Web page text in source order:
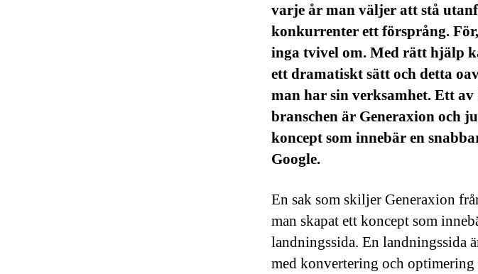
varje år man väljer att stå
konkurrenter ett försprång.
inga tvivel om. Med rätt hjälp
ett dramatiskt sätt och detta
man har sin verksamhet. Ett
branschen är Generaxion och
koncept som innebär en
Google.
En sak som skiljer Generaxion
man skapat ett koncept som
landningssida. En landningssida
med konvertering och